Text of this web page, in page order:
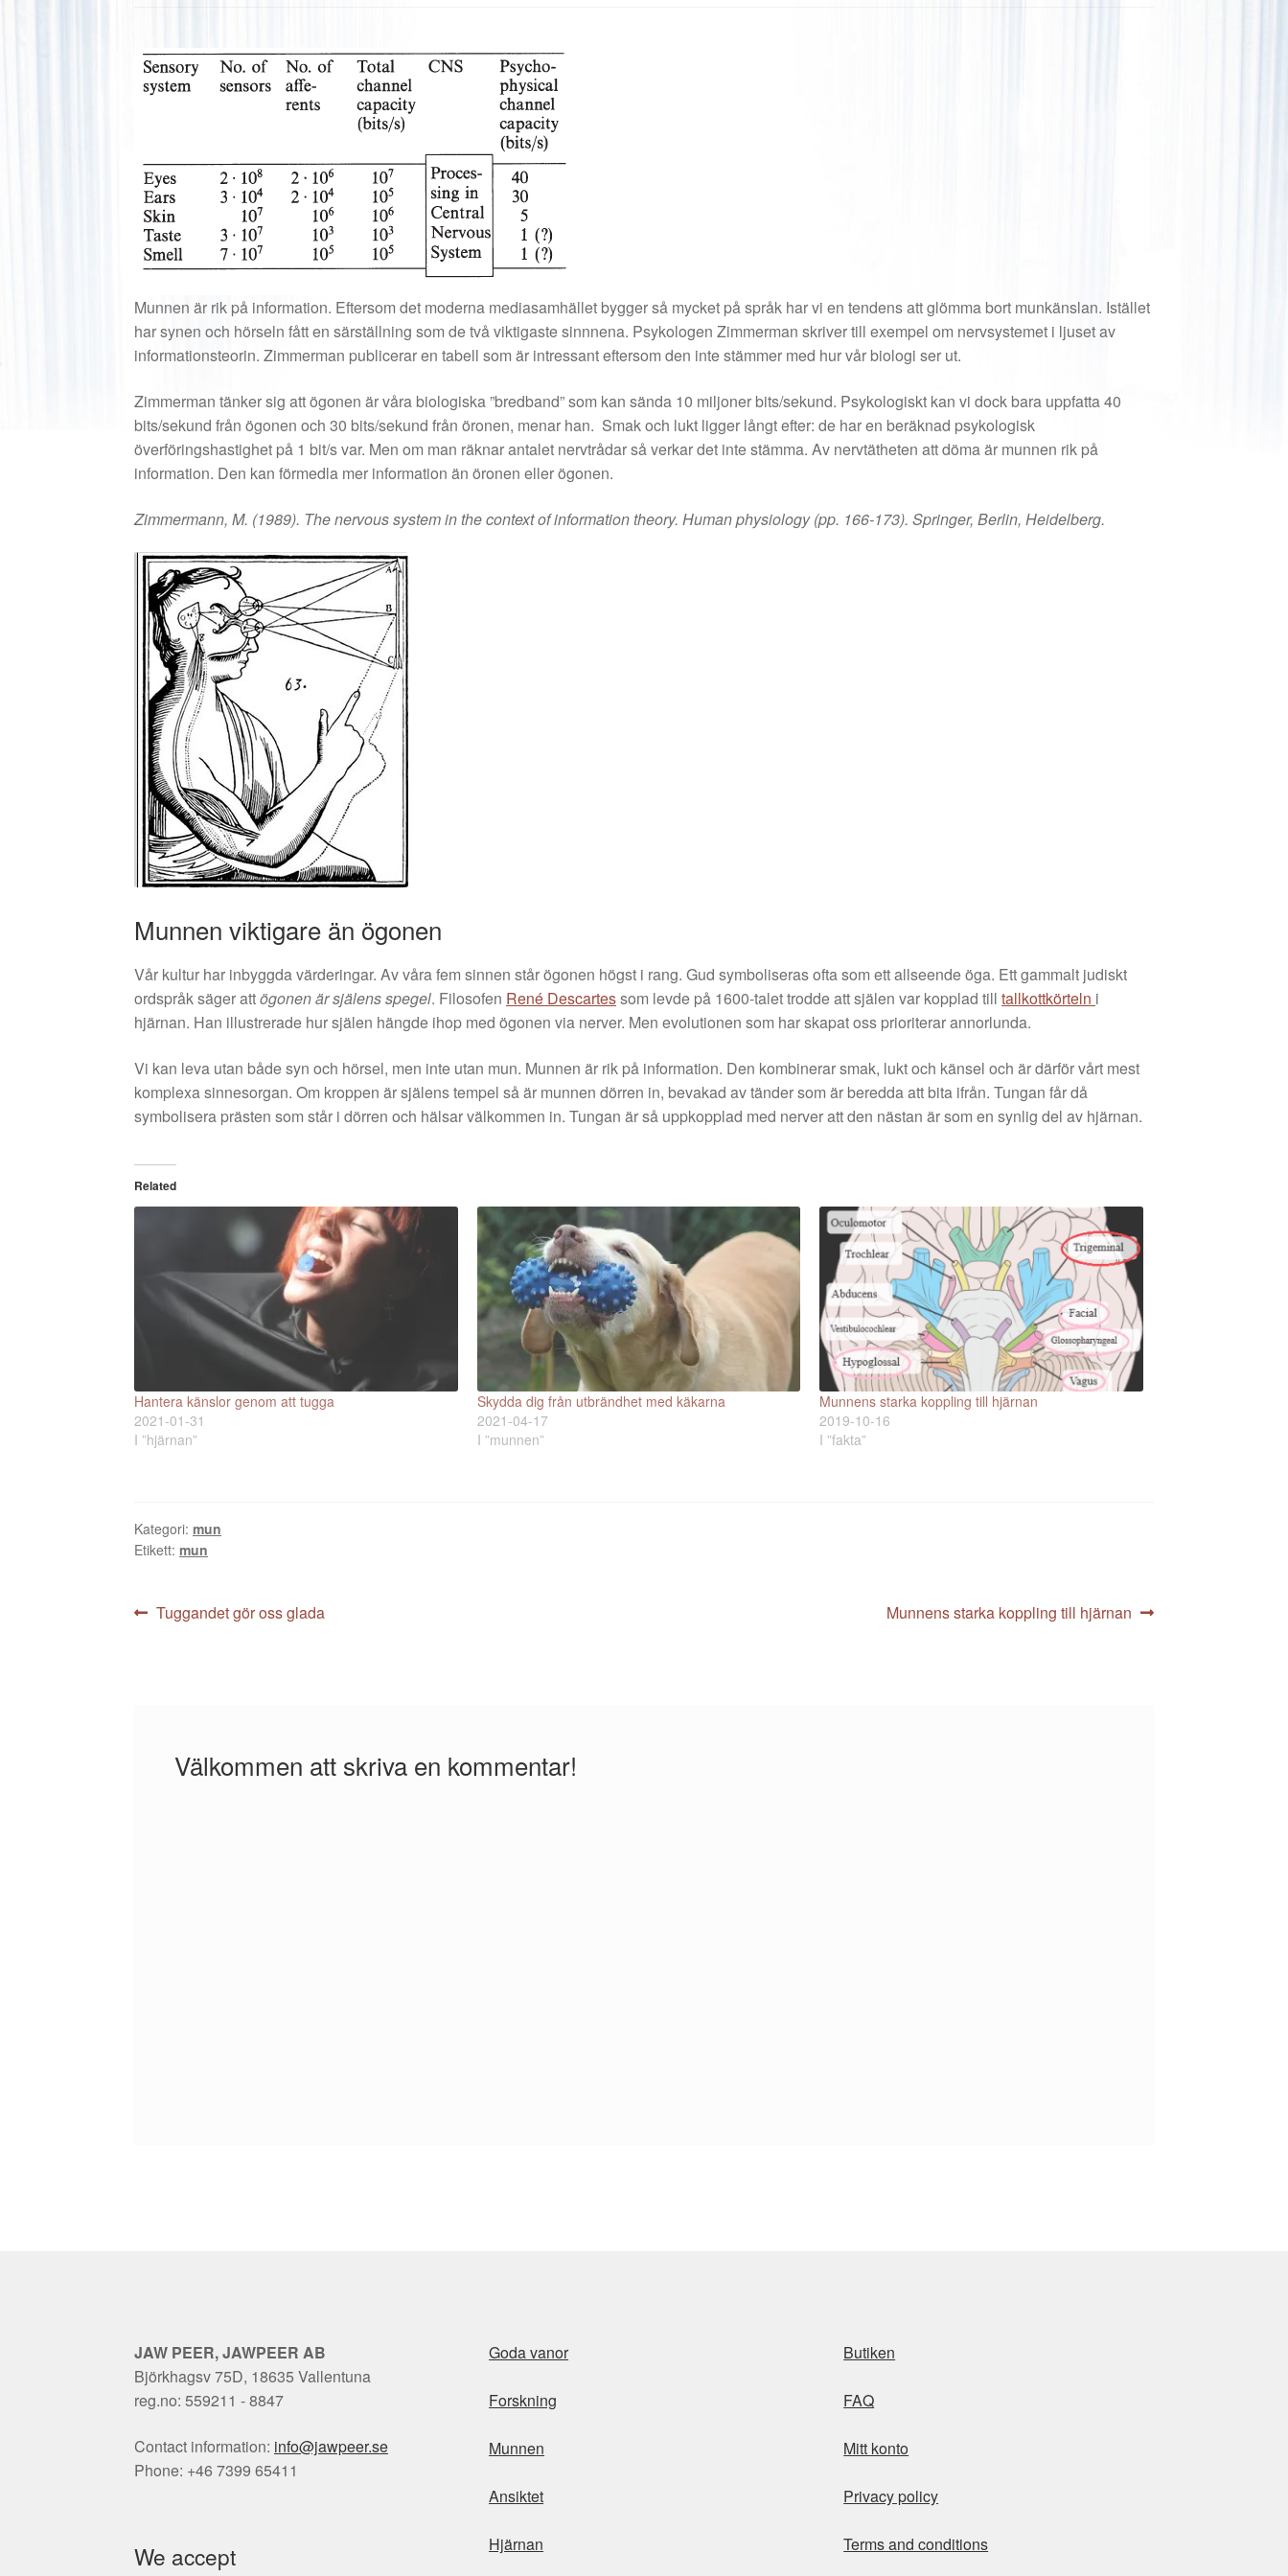
Munnen är rik på information. Eftersom det moderna mediasamhället bygger så mycket på språk har vi en tendens att glömma bort munkänslan. Istället
har synen och hörseln fått en särställning som de två viktigaste sinnnena. Psykologen Zimmerman skriver till exempel om nervsystemet i ljuset av
informationsteorin. Zimmerman publicerar en tabell som är intressant eftersom den inte stämmer med hur vår biologi ser ut.
Zimmerman tänker sig att ögonen är våra biologiska ”bredband” som kan sända 10 miljoner bits/sekund. Psykologiskt kan vi dock bara uppfatta 40
bits/sekund från ögonen och 30 bits/sekund från öronen, menar han. Smak och lukt ligger långt efter: de har en beräknad psykologisk
överföringshastighet på 1 bit/s var. Men om man räknar antalet nervtrådar så verkar det inte stämma. Av nervtätheten att döma är munnen rik på
information. Den kan förmedla mer information än öronen eller ögonen.
Zimmermann, M. (1989). The nervous system in the context of information theory. Human physiology (pp. 166-173). Springer, Berlin, Heidelberg.
Munnen viktigare än ögonen
Vår kultur har inbyggda värderingar. Av våra fem sinnen står ögonen högst i rang. Gud symboliseras ofta som ett allseende öga. Ett gammalt judiskt
ordspråk säger attögonen är själens spegel. Filosofen René Descartessom levde på 1600-talet trodde att själen var kopplad tilltallkottkörteln i
hjärnan. Han illustrerade hur själen hängde ihop med ögonen via nerver. Men evolutionen som har skapat oss prioriterar annorlunda.
Vi kan leva utan både syn och hörsel, men inte utan mun. Munnen är rik på information. Den kombinerar smak, lukt och känsel och är därför vårt mest
komplexa sinnesorgan. Om kroppen är själens tempel så är munnen dörren in, bevakad av tänder som är beredda att bita ifrån. Tungan får då
symbolisera prästen som står i dörren och hälsar välkommen in. Tungan är så uppkopplad med nerver att den nästan är som en synlig del av hjärnan.
Related
Hantera känslor genom att tugga
2021-01-31
I ”hjärnan”
Skydda dig från utbrändhet med käkarna
2021-04-17
I ”munnen”
Munnens starka koppling till hjärnan
2019-10-16
I ”fakta”
Kategori:mun
Etikett:mun
Inläggsnavigering
Föregående
Tuggandet gör oss glada
Nästa
Munnens starka koppling till hjärnan
Välkommen att skriva en kommentar!
JAW PEER, JAWPEER AB
Björkhagsv 75D, 18635 Vallentuna
reg.no: 559211 - 8847
Contact information: info@jawpeer.se
Phone: +46 7399 65411
We accept
Goda vanor
Forskning
Munnen
Ansiktet
Hjärnan
Butiken
FAQ
Mitt konto
Privacy policy
Terms and conditions